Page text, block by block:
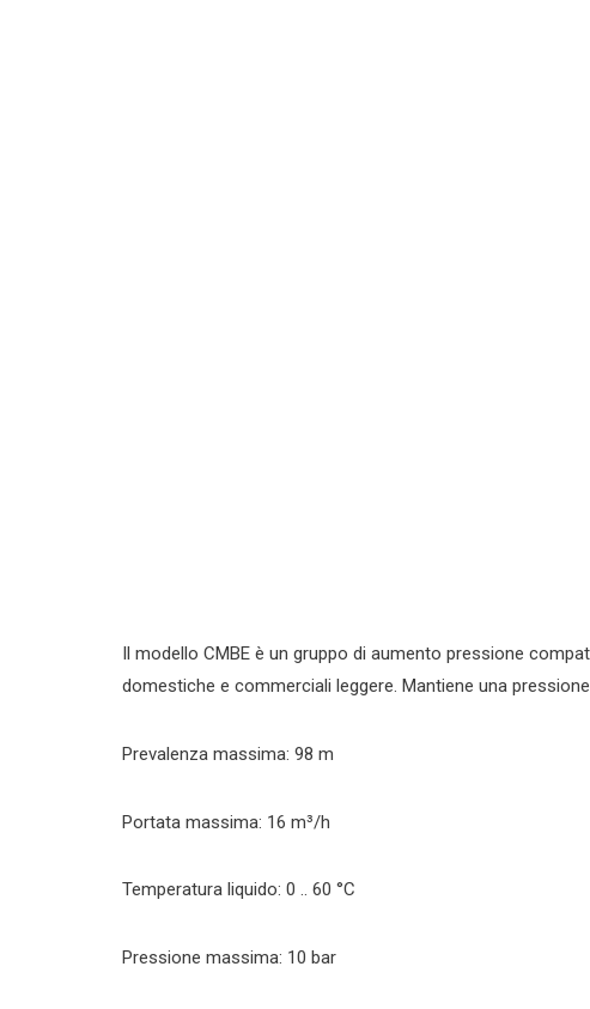
Il modello CMBE è un gruppo di aumento pressione
domestiche e commerciali leggere. Mantiene una
Prevalenza massima: 98 m
Portata massima: 16 m³/h
Temperatura liquido: 0 .. 60 °C
Pressione massima: 10 bar